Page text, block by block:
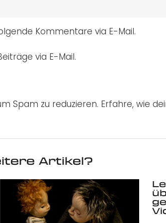
Kommentare via E-Mail.
via E-Mail.
Spam zu reduzieren. Erfahre, wie
Artikel?